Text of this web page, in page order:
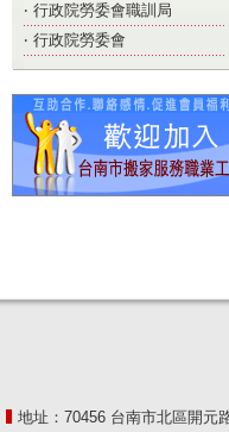
‧ 行政院勞委會職訓局
‧ 行政院勞委會
地址：70456 台南市北區開元